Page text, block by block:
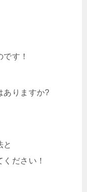
す！
ありますか?
と
ださい！